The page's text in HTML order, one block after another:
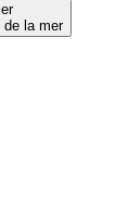
de la mer